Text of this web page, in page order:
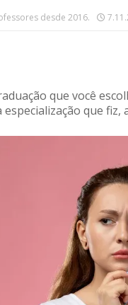
desde 2016.
que você
que fiz,